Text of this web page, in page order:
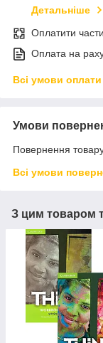
Детальніше
Оплатити
Оплата на
Всі умови оплати
Умови
Повернення
Всі умови
З цим товаром